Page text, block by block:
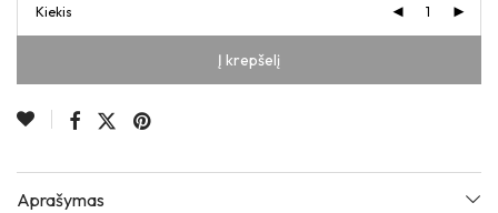
Kiekis
Į krepšelį
Aprašymas